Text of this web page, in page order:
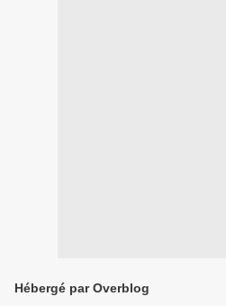
Hébergé par Overblog